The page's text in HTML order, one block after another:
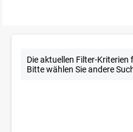
Die aktuellen Filter-
Bitte wählen Sie andere